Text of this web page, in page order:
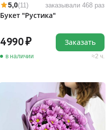
5,0(11) заказывали 468 раз
Букет "Рустика"
4990
в наличии 2 ч.
Заказать